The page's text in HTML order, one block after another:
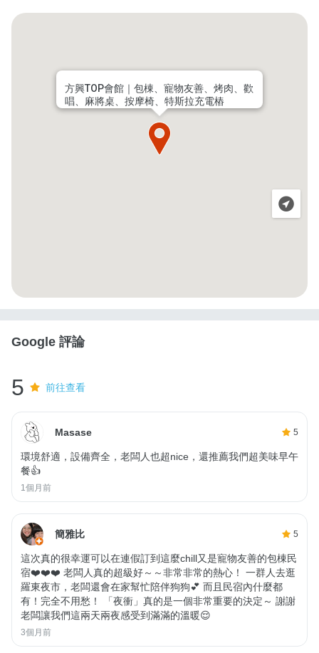
方興TOP會館｜包棟、寵物友善、烤肉、歡
唱、麻將桌、按摩椅、特斯拉充電樁
Google 評論
5 前往查看
Masase 5
環境舒適，設備齊全，老闆人也超nice，還推薦我們超美味早午
餐👍
1個月前
簡雅比 5
這次真的很幸運可以在連假訂到這麼chill又是寵物友善的包棟民
宿❤️❤️❤️ 老闆人真的超級好～～非常非常的熱心！ 一群人去逛
羅東夜市，老闆還會在家幫忙陪伴狗狗💕 而且民宿內什麼都
有！完全不用愁！ 「夜衝」真的是一個非常重要的決定～ 謝謝
老闆讓我們這兩天兩夜感受到滿滿的溫暖😌
3個月前